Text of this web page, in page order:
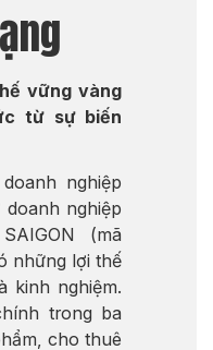
vững vàng
từ sự biến
nghiệp
nghiệp
(mã
những lợi thế
kinh nghiệm.
trong ba
cho thuê